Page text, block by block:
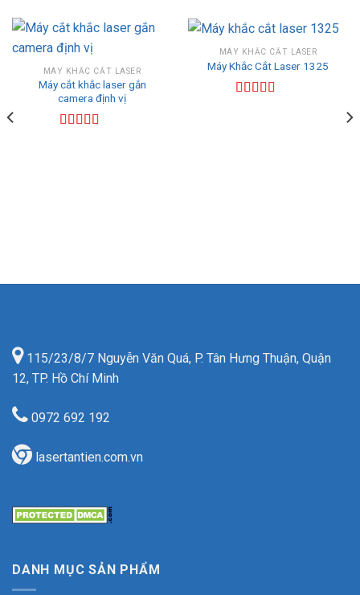
MÁY KHẮC CẮT LASER
Máy cắt khắc laser gắn
camera định vị
MÁY KHẮC CẮT LASER
Máy Khắc Cắt Laser 1325
115/23/8/7 Nguyễn Văn Quá, P. Tân Hưng Thuận, Quận
12, TP. Hồ Chí Minh
0972 692 192
lasertantien.com.vn
DANH MỤC SẢN PHẨM